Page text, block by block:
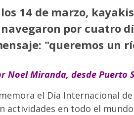
14 de marzo,
por cuatro
"queremos un
Noel Miranda, desde Puerto
el Día Internacional
actividades en todo el